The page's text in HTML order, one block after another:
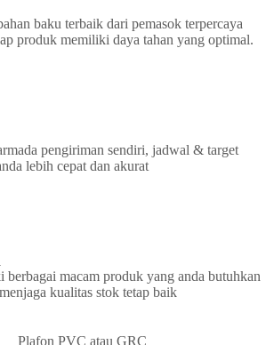
baku terbaik dari pemasok terpercaya
produk memiliki daya tahan yang optimal.
pengiriman sendiri, jadwal & target
lebih cepat dan akurat
macam produk yang anda butuhkan
kualitas stok tetap baik